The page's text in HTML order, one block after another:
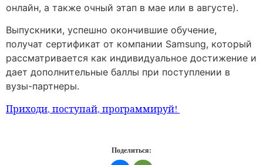
онлайн, а также очный этап в мае или в августе).
Выпускники, успешно окончившие обучение,
получат сертификат от компании Samsung, который
рассматривается как индивидуальное достижение и
дает дополнительные баллы при поступлении в
вузы-партнеры.
Приходи, поступай, программируй!
Поделиться: